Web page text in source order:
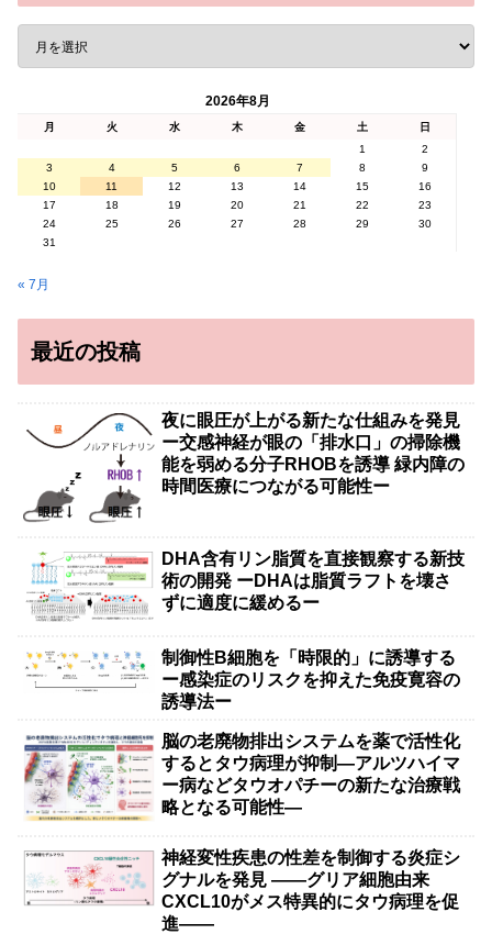
2026年8月
月 火 水 木 金 土
日
1
2
3
4 5 6 7 8
9
10
11 12 13 14 15
16
17
18 19 20 21 22
23
24
25 26 27 28 29
30
31
« 7月
最近の投稿
夜に眼圧が上がる新たな仕組みを発見
ー交感神経が眼の「排水口」の掃除機
能を弱める分子RHOBを誘導 緑内障の
時間医療につながる可能性ー
DHA含有リン脂質を直接観察する新技
術の開発 ーDHAは脂質ラフトを壊さ
ずに適度に緩めるー
制御性B細胞を「時限的」に誘導する
ー感染症のリスクを抑えた免疫寛容の
誘導法ー
脳の老廃物排出システムを薬で活性化
するとタウ病理が抑制―アルツハイマ
ー病などタウオパチーの新たな治療戦
略となる可能性―
神経変性疾患の性差を制御する炎症シ
グナルを発見 ――グリア細胞由来
CXCL10がメス特異的にタウ病理を促
進――